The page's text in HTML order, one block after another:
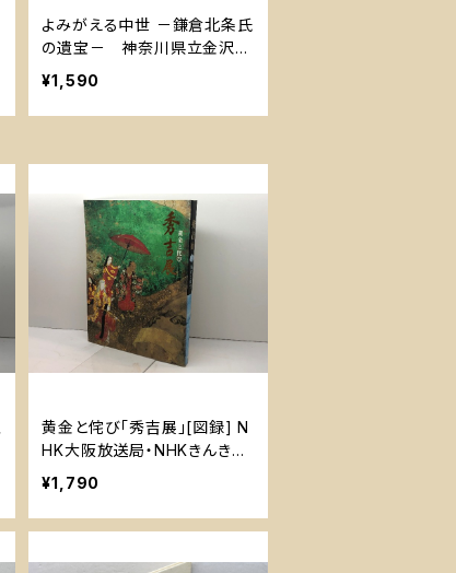
よみがえる中世 －鎌倉北条氏
の遺宝－ 神奈川県立金沢文
庫 1990
¥1,590
黄金と侘び「秀吉展」[図録] N
HK大阪放送局・NHKきんきメ
ディアプラン 大阪市立博物館
¥1,790